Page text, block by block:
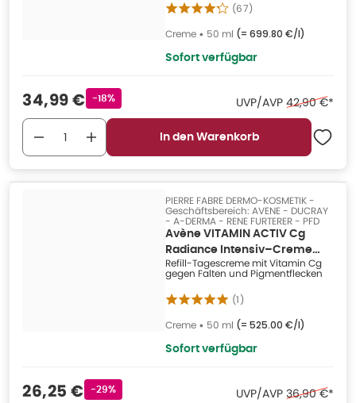
(67)
Creme • 50 ml (= 699.80 €/l)
Sofort verfügbar
Verkaufspreis
34,99 € Rabattstempel
-18% UVP/AVP Ehemaliger
42,90 €*
In den Warenkorb
PIERRE FABRE DERMO-KOSMETIK -
Geschäftsbereich: AVENE - DUCRAY
- A-DERMA - RENE FURTERER - PFD
Avène VITAMIN ACTIV Cg
Radiance Intensiv–Creme
Nachfüllpack 50 ml
Refill-Tagescreme mit Vitamin Cg
gegen Falten und Pigmentflecken
(1)
Creme • 50 ml (= 525.00 €/l)
Sofort verfügbar
Verkaufspreis
26,25 € Rabattstempel
-29% UVP/AVP Ehemaliger
36,90 €*